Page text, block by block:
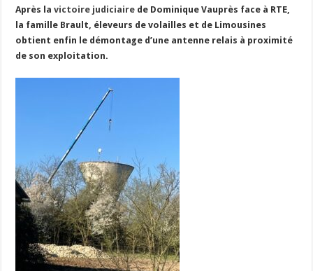
Les canicules freinent la collecte laitière
Après lavictoire judiciaire de Dominique Vauprès face à RTE,
la famille Brault, éleveurs de volailles et de Limousines
obtient enfin le démontage d’une antenne relais à proximité
de son exploitation.